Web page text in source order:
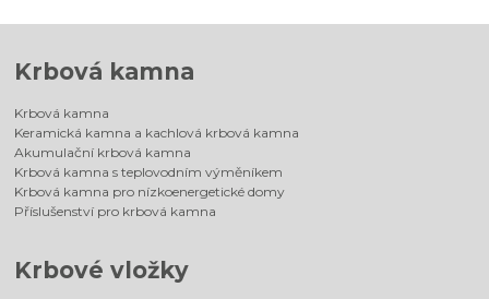
Krbová kamna
Krbová kamna
Keramická kamna a kachlová krbová kamna
Akumulační krbová kamna
Krbová kamna s teplovodním výměníkem
Krbová kamna pro nízkoenergetické domy
Příslušenství pro krbová kamna
Krbové vložky